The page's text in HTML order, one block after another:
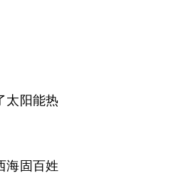
太阳能热
海固百姓